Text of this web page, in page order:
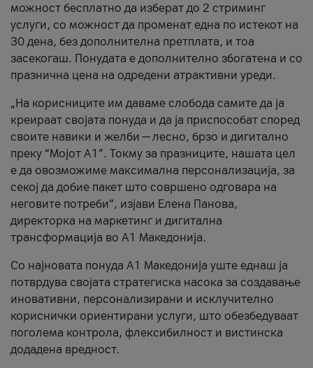
можност бесплатно да изберат до 2 стриминг
услуги, со можност да променат една по истекот на
30 дена, без дополнителна претплата, и тоа
засекогаш. Понудата е дополнително збогатена и со
празнична цена на одредени атрактивни уреди.
„На корисниците им даваме слобода самите да ја
креираат својата понуда и да ја приспособат според
своите навики и желби — лесно, брзо и дигитално
преку “Мојот А1”. Токму за празниците, нашата цел
е да овозможиме максимална персонализација, за
секој да добие пакет што совршено одговара на
неговите потреби“, изјави Елена Панова,
директорка на маркетинг и дигитална
трансформација во А1 Македонија.
Со најновата понуда А1 Македонија уште еднаш ја
потврдува својата стратегиска насока за создавање
иновативни, персонализирани и исклучително
кориснички ориентирани услуги, што обезбедуваат
поголема контрола, флексибилност и вистинска
додадена вредност.